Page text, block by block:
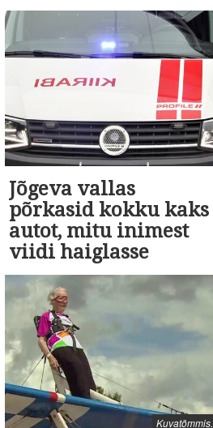
Jõgeva vallas
põrkasid kokku kaks
autot, mitu inimest
viidi haiglasse
Kuvatõmmis.